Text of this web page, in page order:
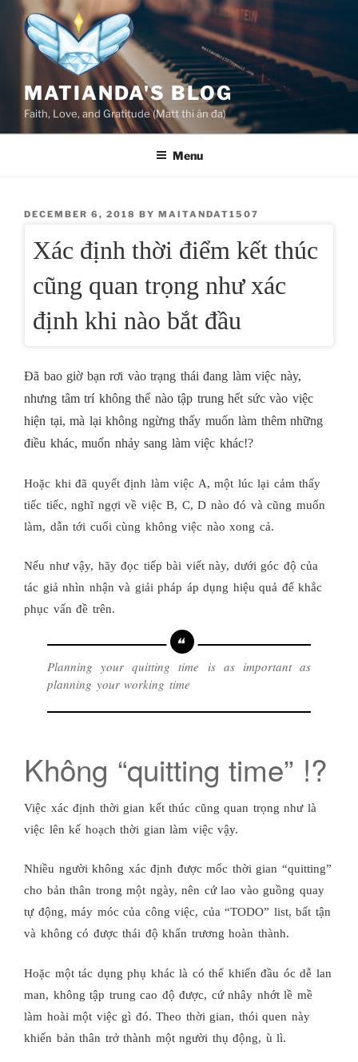
Skip
content
MATIANDA'S BLOG
Faith, Love, and Gratitude (Matt thi ân đa)
Menu
POSTED
DECEMBER 6, 2018 BY MAITANDAT1507
Xác định thời điểm kết thúc
cũng quan trọng như xác
định khi nào bắt đầu
Đã bao giờ bạn rơi vào trạng thái đang làm việc này,
nhưng tâm trí không thể nào tập trung hết sức vào việc
hiện tại, mà lại không ngừng thấy muốn làm thêm những
điều khác, muốn nhảy sang làm việc khác!?
Hoặc khi đã quyết định làm việc A, một lúc lại cảm thấy
tiếc tiếc, nghĩ ngợi về việc B, C, D nào đó và cũng muốn
làm, dẫn tới cuối cùng không việc nào xong cả.
Nếu như vậy, hãy đọc tiếp bài viết này, dưới góc độ của
tác giả nhìn nhận và giải pháp áp dụng hiệu quả để khắc
phục vấn đề trên.
Planning your quitting time is as important as
planning your working time
Không “quitting time” !?
Việc xác định thời gian kết thúc cũng quan trọng như là
việc lên kế hoạch thời gian làm việc vậy.
Nhiều người không xác định được mốc thời gian “quitting”
cho bản thân trong một ngày, nên cứ lao vào guồng quay
tự động, máy móc của công việc, của “TODO” list, bất tận
và không có được thái độ khẩn trương hoàn thành.
Hoặc một tác dụng phụ khác là có thể khiến đầu óc dễ lan
man, không tập trung cao độ được, cứ nhây nhớt lề mề
làm hoài một việc gì đó. Theo thời gian, thói quen này
khiến bản thân trở thành một người thụ động, ù lì.